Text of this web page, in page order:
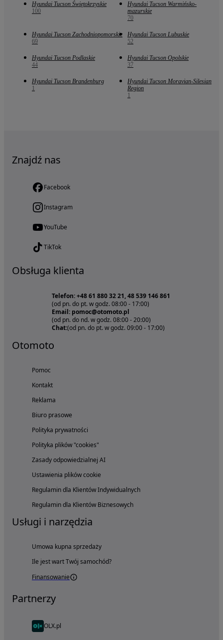
Hyundai Tucson Świętokrzyskie
100
Hyundai Tucson Warmińsko-
mazurskie
70
Hyundai Tucson Zachodniopomorskie
69
Hyundai Tucson Lubuskie
52
Hyundai Tucson Podlaskie
44
Hyundai Tucson Opolskie
37
Hyundai Tucson Brandenburg
1
Hyundai Tucson Moravian-Silesian
Region
1
Znajdź nas
Facebook
Instagram
YouTube
TikTok
Obsługa klienta
Telefon: +48 61 880 32 21, 48 539 146 861
(od pn. do pt. w godz. 08:00 - 17:00)
Email: pomoc@otomoto.pl
(od pn. do nd. w godz. 08:00 - 20:00)
Chat:(od pn. do pt. w godz. 09:00 - 17:00)
Otomoto
Pomoc
Kontakt
Reklama
Biuro prasowe
Polityka prywatności
Polityka plików "cookies"
Zasady odpowiedzialnej AI
Ustawienia plików cookie
Regulamin dla Klientów Indywidualnych
Regulamin dla Klientów Biznesowych
Usługi i narzędzia
Umowa kupna sprzedaży
Ile jest wart Twój samochód?
Finansowanie
Partnerzy
OLX.pl